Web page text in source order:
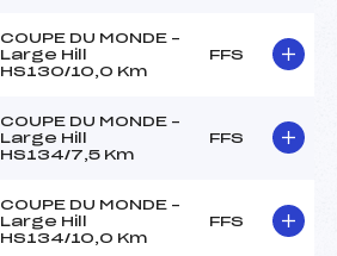
COUPE DU MONDE –
Large Hill
HS130/10,0 Km
FFS
COUPE DU MONDE –
Large Hill
HS134/7,5 Km
FFS
COUPE DU MONDE –
Large Hill
HS134/10,0 Km
FFS